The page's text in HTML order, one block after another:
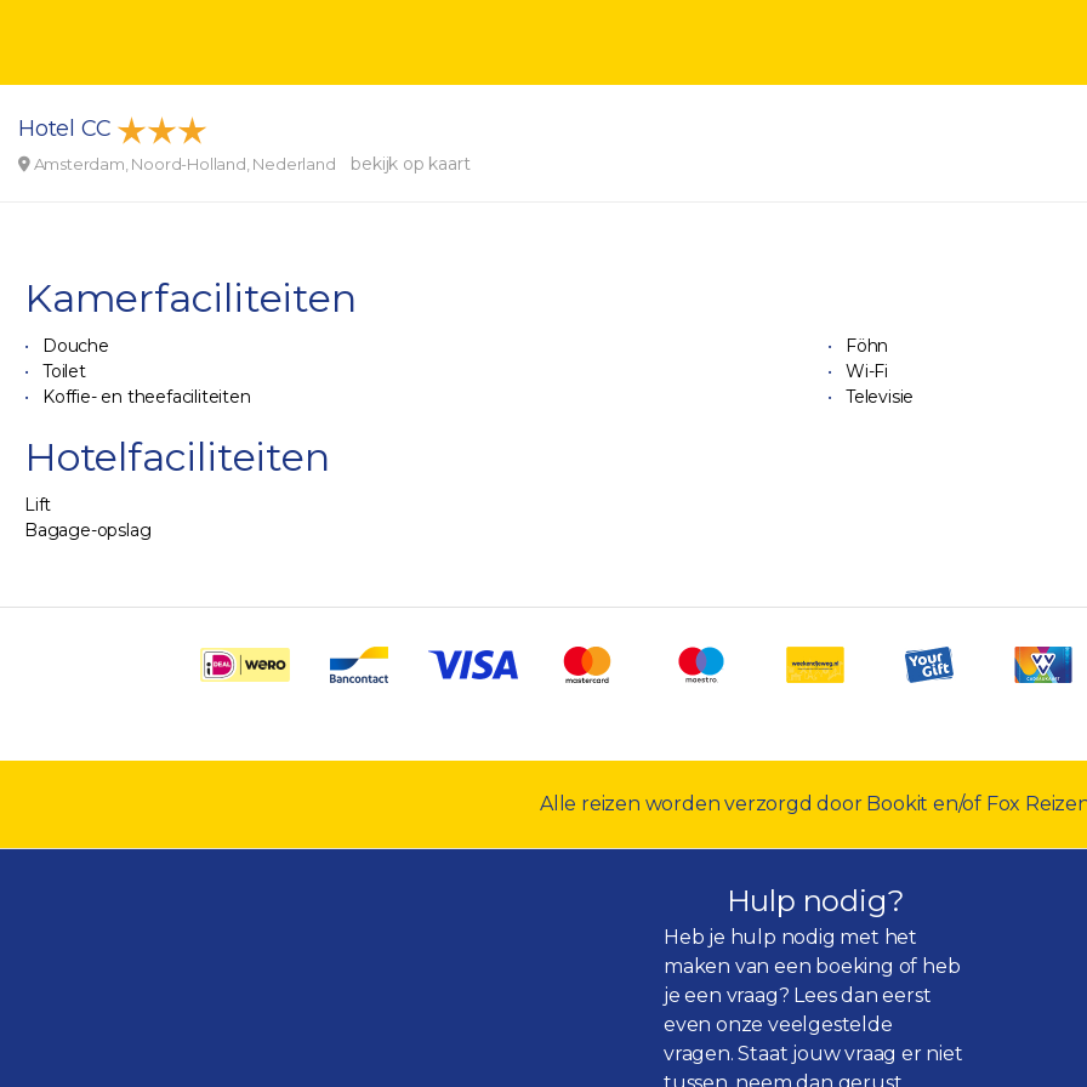
Hotel CC
Amsterdam, Noord-Holland, Nederland bekijk op kaart
Kamerfaciliteiten
Douche
Föhn
Toilet
Wi-Fi
Koffie- en theefaciliteiten
Televisie
Hotelfaciliteiten
Lift
Bagage-opslag
Alle reizen worden verzorgd door Bookit en/of Fox
Hulp nodig?
Heb je hulp nodig met het
maken van een boeking of heb
je een vraag? Lees dan eerst
even onzeveelgestelde
vragen. Staat jouw vraag er niet